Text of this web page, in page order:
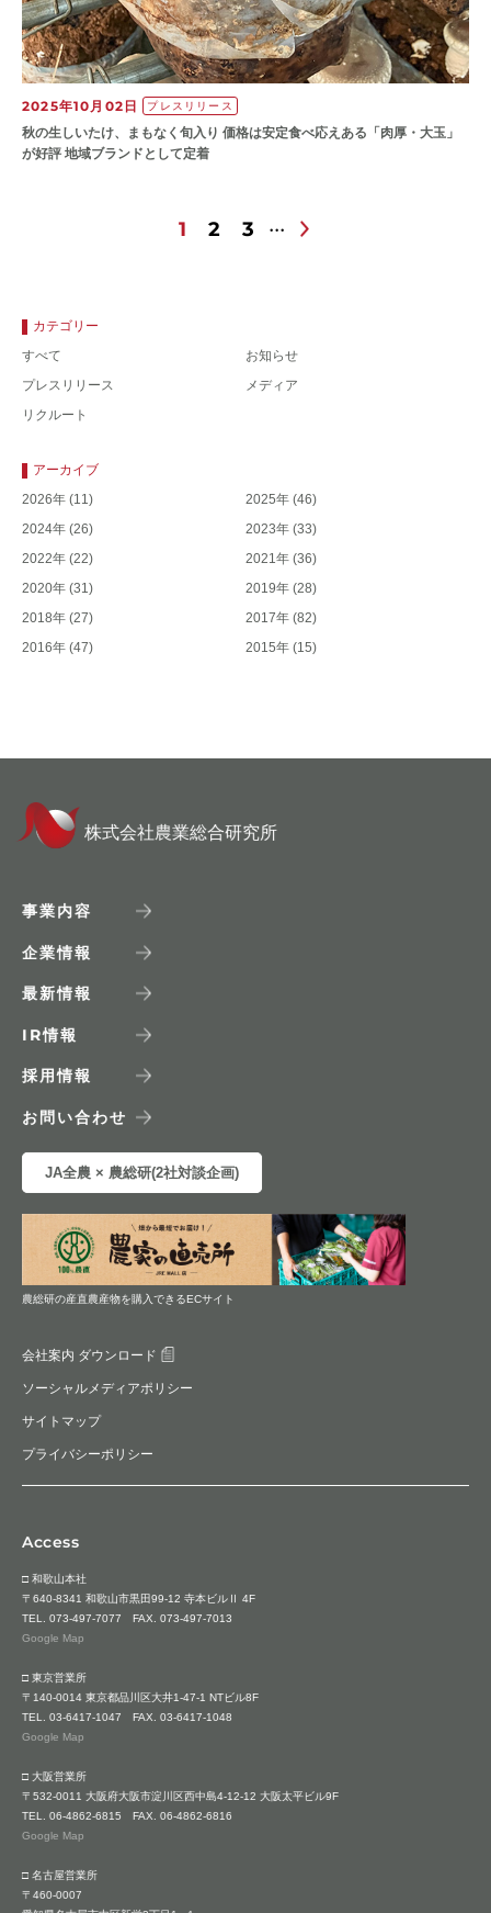
2025年10月02日 プレスリリース
秋の生しいたけ、まもなく旬入り 価格は安定食べ応えある「肉厚・大玉」
が好評 地域ブランドとして定着
1 2 3
カテゴリー
すべて
お知らせ
プレスリリース
メディア
リクルート
アーカイブ
2026年 (11) 2025年 (46)
2024年 (26) 2023年 (33)
2022年 (22) 2021年 (36)
2020年 (31) 2019年 (28)
2018年 (27) 2017年 (82)
2016年 (47) 2015年 (15)
株式会社農業総合研究所
事業内容
企業情報
最新情報
IR情報
採用情報
お問い合わせ
JA全農 × 農総研(2社対談企画)
農総研の産直農産物を購入できるECサイト
会社案内 ダウンロード
ソーシャルメディアポリシー
サイトマップ
プライバシーポリシー
Access
□ 和歌山本社
〒640-8341 和歌山市黒田99-12 寺本ビルⅡ 4F
TEL. 073-497-7077 FAX. 073-497-7013
Google Map
□ 東京営業所
〒140-0014 東京都品川区大井1-47-1 NTビル8F
TEL. 03-6417-1047 FAX. 03-6417-1048
Google Map
□ 大阪営業所
〒532-0011 大阪府大阪市淀川区西中島4-12-12 大阪太平ビル9F
TEL. 06-4862-6815 FAX. 06-4862-6816
Google Map
□ 名古屋営業所
〒460-0007